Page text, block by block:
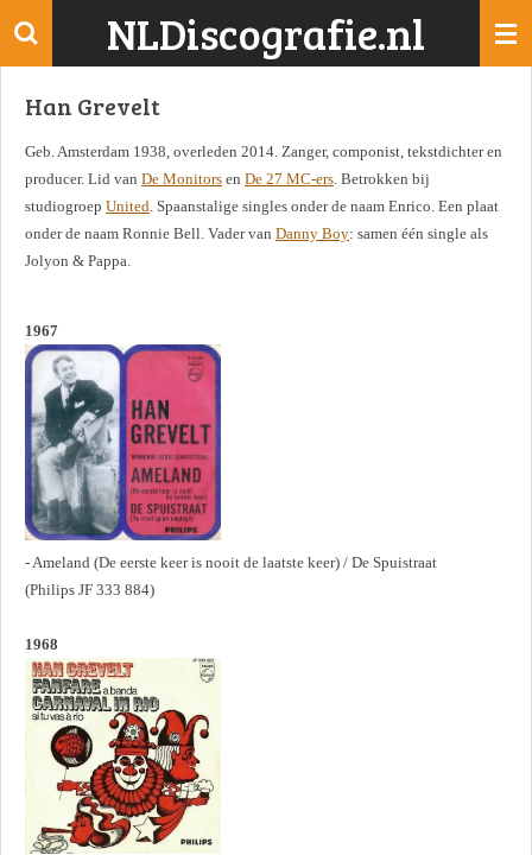
Ga
de
NLDiscografie.nl
Han Grevelt
Geb. Amsterdam 1938, overleden 2014. Zanger, componist, tekstdichter en
producer. Lid van De Monitors en De 27 MC-ers. Betrokken bij
studiogroep United. Spaanstalige singles onder de naam Enrico. Een plaat
onder de naam Ronnie Bell. Vader van Danny Boy: samen één single als
Jolyon & Pappa.
1967
- Ameland (De eerste keer is nooit de laatste keer) / De Spuistraat
(Philips JF 333 884)
1968